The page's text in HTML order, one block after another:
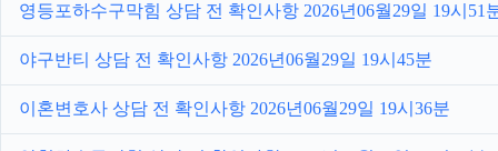
영등포하수구막힘 상담 전 확인사항 2026년06월29일 19시51
야구반티 상담 전 확인사항 2026년06월29일 19시45분
이혼변호사 상담 전 확인사항 2026년06월29일 19시36분